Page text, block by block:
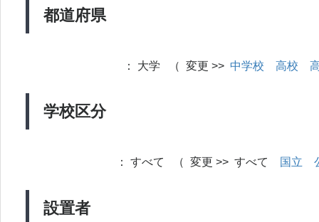
都道府県
学校区分
： 大学 （ 変更 >> 中学校 高校
設置者
： すべて （ 変更 >> すべて 国立